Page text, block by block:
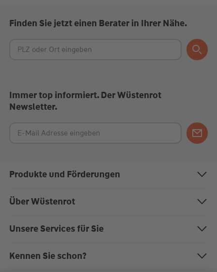
Finden Sie jetzt einen Berater in Ihrer Nähe.
Immer top informiert. Der Wüstenrot
Newsletter.
Produkte und Förderungen
Bausparen
Modernisierung
Über Wüstenrot
Über uns
Unsere Services für Sie
Magazin "Mein EigenHeim"
Kennen Sie schon?